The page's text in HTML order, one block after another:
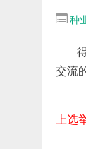
种
交流
上选